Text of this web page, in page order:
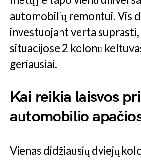
automobilių remontui. Vis
investuojant verta
situacijose 2 kolonų
geriausiai.
Kai reikia laisvos
automobilio
Vienas didžiausių dviejų